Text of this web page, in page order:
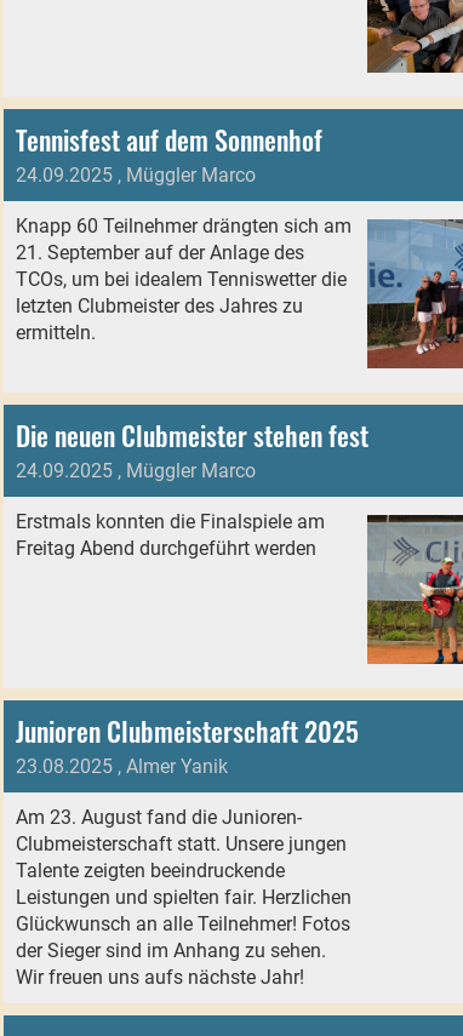
Tennisfest auf dem Sonnenhof
24.09.2025, Müggler Marco
Knapp 60 Teilnehmer drängten sich am
21. September auf der Anlage des
TCOs, um bei idealem Tenniswetter die
letzten Clubmeister des Jahres zu
ermitteln.
Die neuen Clubmeister stehen fest
24.09.2025, Müggler Marco
Erstmals konnten die Finalspiele am
Freitag Abend durchgeführt werden
Junioren Clubmeisterschaft 2025
23.08.2025, Almer Yanik
Am 23. August fand die Junioren-
Clubmeisterschaft statt. Unsere jungen
Talente zeigten beeindruckende
Leistungen und spielten fair. Herzlichen
Glückwunsch an alle Teilnehmer! Fotos
der Sieger sind im Anhang zu sehen.
Wir freuen uns aufs nächste Jahr!